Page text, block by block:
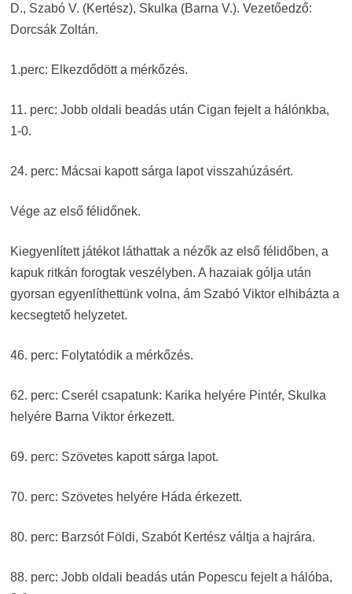
D., Szabó V. (Kertész), Skulka (Barna V.). Vezetőedző:
Dorcsák Zoltán.
1.perc: Elkezdődött a mérkőzés.
11. perc: Jobb oldali beadás után Cigan fejelt a hálónkba,
1-0.
24. perc: Mácsai kapott sárga lapot visszahúzásért.
Vége az első félidőnek.
Kiegyenlített játékot láthattak a nézők az első félidőben, a
kapuk ritkán forogtak veszélyben. A hazaiak gólja után
gyorsan egyenlíthettünk volna, ám Szabó Viktor elhibázta a
kecsegtető helyzetet.
46. perc: Folytatódik a mérkőzés.
62. perc: Cserél csapatunk: Karika helyére Pintér, Skulka
helyére Barna Viktor érkezett.
69. perc: Szövetes kapott sárga lapot.
70. perc: Szövetes helyére Háda érkezett.
80. perc: Barzsót Földi, Szabót Kertész váltja a hajrára.
88. perc: Jobb oldali beadás után Popescu fejelt a hálóba,